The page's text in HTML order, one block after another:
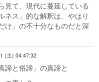
見て、現代に蔓延している
ネス」的な解釈は、やはり
け」の不十分なものだと深
(土) 04:47:32
諦と俗諦」の真諦と